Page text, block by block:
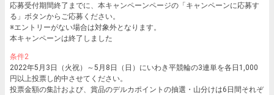
応募受付期間終了までに、本キャンペーンページの「キャンペーンに応募す
る」ボタンからご応募ください。
※エントリーがない場合は対象外となります。
本キャンペーンは終了しました
条件2
2022年5月3日（火祝）～5月8日（日）にいわき平競輪の3連単を各日1,000
円以上投票し的中させてください。
投票金額の集計および、賞品のデルカポイントの抽選・山分けは6日間それぞ